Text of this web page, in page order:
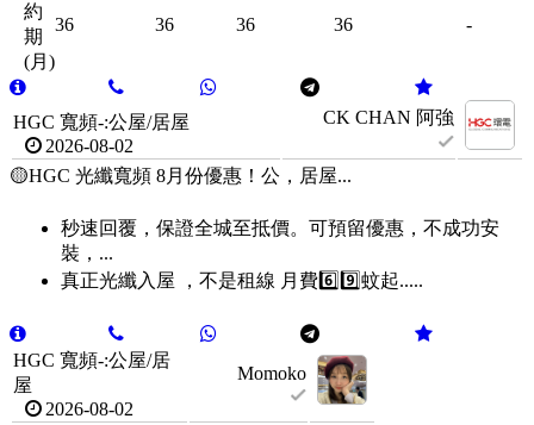
約
期
(月)
36 36 36 36 -
HGC 寬頻-:公屋/居屋
2026-08-02
CK CHAN 阿強
🟡HGC 光纖寬頻 8月份優惠！公，居屋...
秒速回覆，保證全城至抵價。可預留優惠，不成功安
裝，...
真正光纖入屋 ，不是租線 月費6️⃣9️⃣蚊起.....
HGC 寬頻-:公屋/居
屋
2026-08-02
Momoko